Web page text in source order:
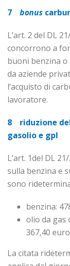
7 bonus
L’art. 2 del DL
concorrono a
buoni benzina
da aziende
l’acquisto di
lavoratore.
8 riduzione
gasolio e gpl
L’art. 1del DL
sulla benzina e
sono
benzina:
olio da gas
367,40
La citata